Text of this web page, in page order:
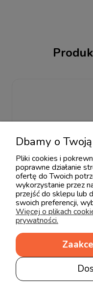
Hevea Milusie
Komplet
(poduszka i165,00 zł
Dbamy o
Pliki cookies i
poprawne działanie
ofertę do Twoich
wykorzystanie przez
przejść do sklepu lub
swoich preferencji,
Więcej o plikach
prywatności.